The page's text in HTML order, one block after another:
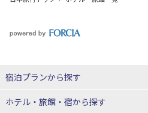
宿泊プランから探す
北海道
ホテル・旅館・宿から探す